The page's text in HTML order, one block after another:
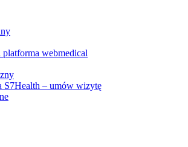
webmedical
S7Health – umów wizytę